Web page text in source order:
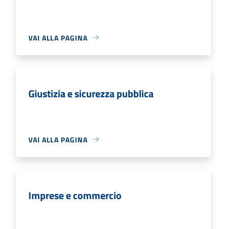
VAI ALLA PAGINA
Giustizia e sicurezza pubblica
VAI ALLA PAGINA
Imprese e commercio